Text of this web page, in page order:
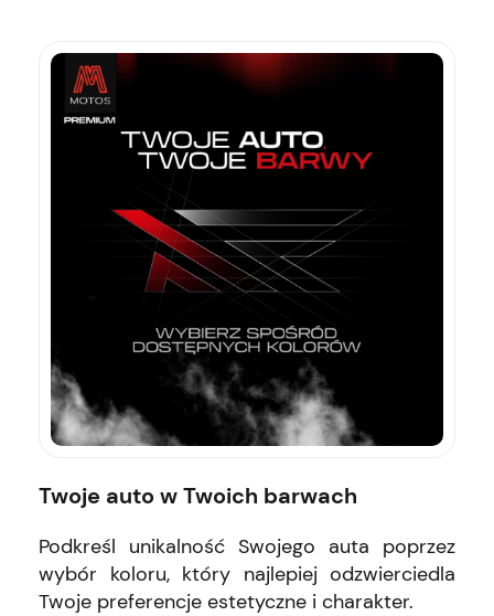
Twoje auto w Twoich barwach
Podkreśl unikalność Swojego auta poprzez
wybór koloru, który najlepiej odzwierciedla
Twoje preferencje estetyczne i charakter.